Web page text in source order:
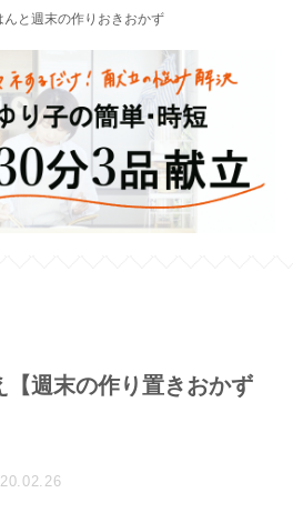
んと週末の作りおきおかず
【週末の作り置きおかず